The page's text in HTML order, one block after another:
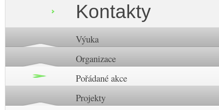
Kontakty
Výuka
Organizace
Pořádané akce
Projekty